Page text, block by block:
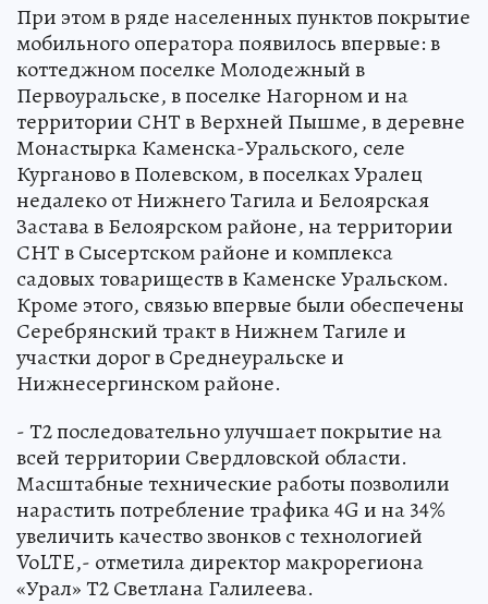
При этом в ряде населенных пунктов покрытие
мобильного оператора появилось впервые: в
коттеджном поселке Молодежный в
Первоуральске, в поселке Нагорном и на
территории СНТ в Верхней Пышме, в деревне
Монастырка Каменска-Уральского, селе
Курганово в Полевском, в поселках Уралец
недалеко от Нижнего Тагила и Белоярская
Застава в Белоярском районе, на территории
СНТ в Сысертском районе и комплекса
садовых товариществ в Каменске Уральском.
Кроме этого, связью впервые были обеспечены
Серебрянский тракт в Нижнем Тагиле и
участки дорог в Среднеуральске и
Нижнесергинском районе.
- Т2 последовательно улучшает покрытие на
всей территории Свердловской области.
Масштабные технические работы позволили
нарастить потребление трафика 4G и на 34%
увеличить качество звонков с технологией
VoLTE,- отметила директор макрорегиона
«Урал» Т2 Светлана Галилеева.